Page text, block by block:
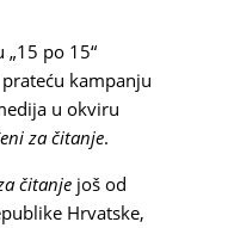
po 15“
kampanju
u okviru
za čitanje.
čitanje još od
Hrvatske,